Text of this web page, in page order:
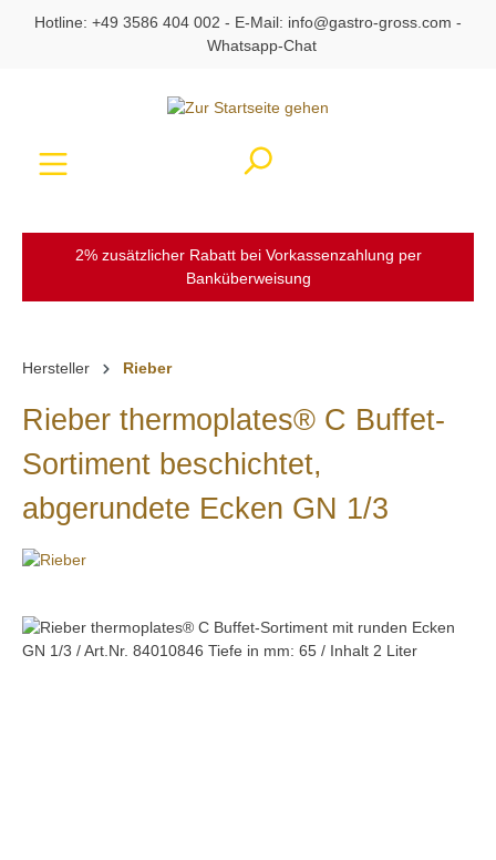
springen
Hotline: +49 3586 404 002 - E-Mail: info@gastro-gross.com -
Whatsapp-Chat
2% zusätzlicher Rabatt bei Vorkassenzahlung per
Banküberweisung
Hersteller Rieber
Rieber thermoplates® C Buffet-
Sortiment beschichtet,
abgerundete Ecken GN 1/3
Bildergalerie überspringen